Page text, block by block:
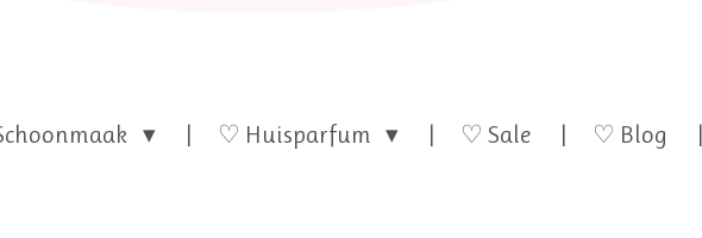
♡ Huisparfum ♡ Sale ♡ Blog